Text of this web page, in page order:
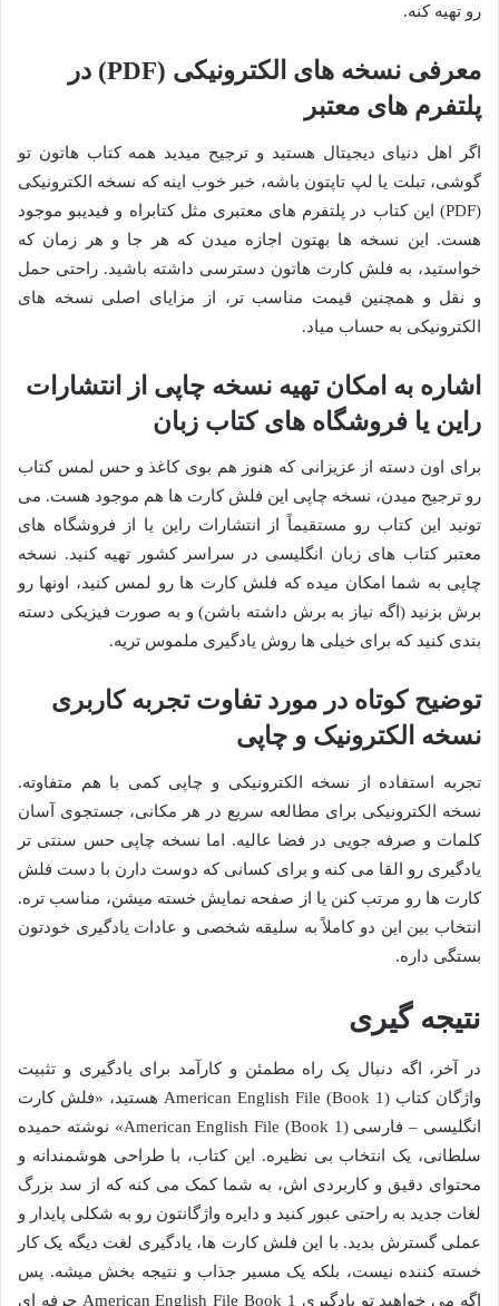
رو تهیه کنه.
معرفی نسخه های الکترونیکی (PDF) در
پلتفرم های معتبر
اگر اهل دنیای دیجیتال هستید و ترجیح میدید همه کتاب هاتون تو
گوشی، تبلت یا لپ تاپتون باشه، خبر خوب اینه که نسخه الکترونیکی
(PDF) این کتاب در پلتفرم های معتبری مثل کتابراه و فیدیبو موجود
هست. این نسخه ها بهتون اجازه میدن که هر جا و هر زمان که
خواستید، به فلش کارت هاتون دسترسی داشته باشید. راحتی حمل
و نقل و همچنین قیمت مناسب تر، از مزایای اصلی نسخه های
الکترونیکی به حساب میاد.
اشاره به امکان تهیه نسخه چاپی از انتشارات
راین یا فروشگاه های کتاب زبان
برای اون دسته از عزیزانی که هنوز هم بوی کاغذ و حس لمس کتاب
رو ترجیح میدن، نسخه چاپی این فلش کارت ها هم موجود هست. می
تونید این کتاب رو مستقیماً از انتشارات راین یا از فروشگاه های
معتبر کتاب های زبان انگلیسی در سراسر کشور تهیه کنید. نسخه
چاپی به شما امکان میده که فلش کارت ها رو لمس کنید، اونها رو
برش بزنید (اگه نیاز به برش داشته باشن) و به صورت فیزیکی دسته
بندی کنید که برای خیلی ها روش یادگیری ملموس تریه.
توضیح کوتاه در مورد تفاوت تجربه کاربری
نسخه الکترونیک و چاپی
تجربه استفاده از نسخه الکترونیکی و چاپی کمی با هم متفاوته.
نسخه الکترونیکی برای مطالعه سریع در هر مکانی، جستجوی آسان
کلمات و صرفه جویی در فضا عالیه. اما نسخه چاپی حس سنتی تر
یادگیری رو القا می کنه و برای کسانی که دوست دارن با دست فلش
کارت ها رو مرتب کنن یا از صفحه نمایش خسته میشن، مناسب تره.
انتخاب بین این دو کاملاً به سلیقه شخصی و عادات یادگیری خودتون
بستگی داره.
نتیجه گیری
در آخر، اگه دنبال یک راه مطمئن و کارآمد برای یادگیری و تثبیت
واژگان کتاب American English File (Book 1) هستید، «فلش کارت
انگلیسی – فارسی American English File (Book 1)» نوشته حمیده
سلطانی، یک انتخاب بی نظیره. این کتاب، با طراحی هوشمندانه و
محتوای دقیق و کاربردی اش، به شما کمک می کنه که از سد بزرگ
لغات جدید به راحتی عبور کنید و دایره واژگانتون رو به شکلی پایدار و
عملی گسترش بدید. با این فلش کارت ها، یادگیری لغت دیگه یک کار
خسته کننده نیست، بلکه یک مسیر جذاب و نتیجه بخش میشه. پس
اگه می خواهید تو یادگیری American English File Book 1 حرفه ای